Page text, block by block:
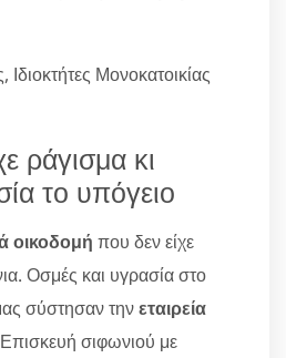
Μονοκατοικίας
ράγισμα κι
το υπόγειο
οικοδομή που δεν είχε
Οσμές και υγρασία στο
σύστησαν τηνεταιρεία
σιφωνιού με